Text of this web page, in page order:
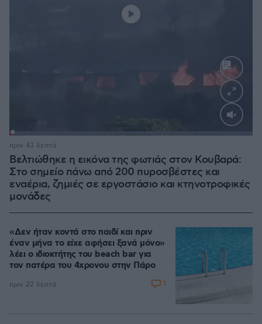
Loaded
Βελτιώθηκε η εικόνα της φωτιάς στον Κουβαρά:
Στο σημείο πάνω από 200 πυροσβέστες και
εναέρια, ζημιές σε εργοστάσιο και κτηνοτροφικές
μονάδες
πριν 43 λεπτά
«Δεν ήταν κοντά στο παιδί και πριν
έναν μήνα το είχε αφήσει ξανά μόνο»
λέει ο ιδιοκτήτης του beach bar για
τον πατέρα του 4χρονου στην Πάρο
πριν 22 λεπτά 1